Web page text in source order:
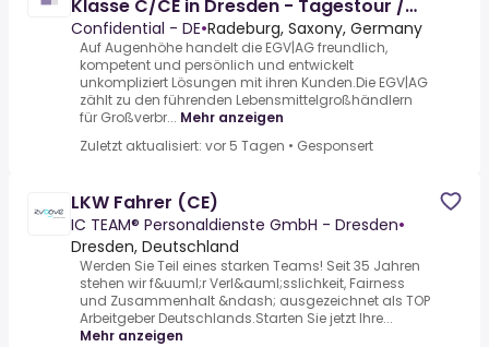
Klasse C/CE in Dresden - Tagestour /
Nahverkehr
Confidential - DE•Radeburg, Saxony, Germany
Auf Augenhöhe handelt die EGV|AG freundlich,
kompetent und persönlich und entwickelt
unkompliziert Lösungen mit ihren Kunden.Die EGV|AG
zählt zu den führenden Lebensmittelgroßhändlern
für Großverbr... Mehr anzeigen
Zuletzt aktualisiert: vor 5 Tagen • Gesponsert
LKW Fahrer (CE)
IC TEAM® Personaldienste GmbH - Dresden•
Dresden, Deutschland
Werden Sie Teil eines starken Teams! Seit 35 Jahren
stehen wir f&uuml;r Verl&auml;sslichkeit, Fairness
und Zusammenhalt &ndash; ausgezeichnet als TOP
Arbeitgeber Deutschlands.Starten Sie jetzt Ihre...
Mehr anzeigen